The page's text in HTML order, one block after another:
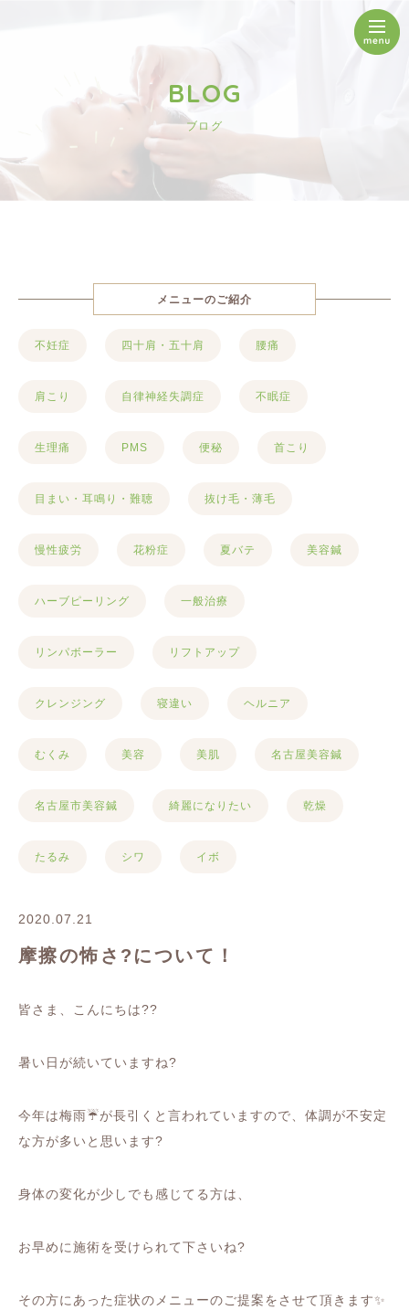
BLOG
ブログ
メニューのご紹介
不妊症 四十肩・五十肩 腰痛
肩こり 自律神経失調症 不眠症
生理痛 PMS 便秘 首こり
目まい・耳鳴り・難聴 抜け毛・薄毛
慢性疲労 花粉症 夏バテ 美容鍼
ハーブピーリング 一般治療
リンパボーラー リフトアップ
クレンジング 寝違い ヘルニア
むくみ 美容 美肌 名古屋美容鍼
名古屋市美容鍼 綺麗になりたい 乾燥
たるみ シワ イボ
2020.07.21
摩擦の怖さ?について！
皆さま、こんにちは??
暑い日が続いていますね?
今年は梅雨☔️が長引くと言われていますので、体調が不安定
な方が多いと思います?
身体の変化が少しでも感じてる方は、
お早めに施術を受けられて下さいね?
その方にあった症状のメニューのご提案をさせて頂きます✨